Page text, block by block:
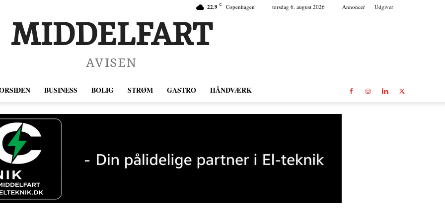
22.9 C Copenhagen torsdag 6. august 2026 Annoncer Udgiver
MIDDELFART
AVISEN
BUSINESS BOLIG STRØM GASTRO HÅNDVÆRK